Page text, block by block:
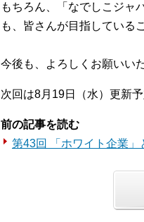
もちろん、「なでしこジャ
も、皆さんが目指している
今後も、よろしくお願いい
次回は8月19日（水）更新予
前の記事を読む
第43回 「ホワイト企業」